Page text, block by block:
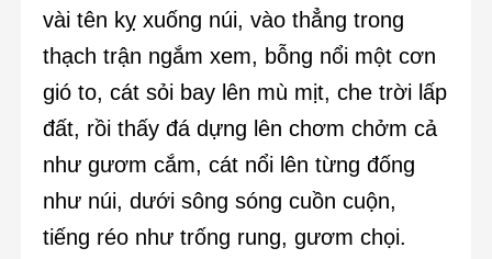
vài tên kỵ xuống núi, vào thẳng trong
thạch trận ngắm xem, bỗng nổi một cơn
gió to, cát sỏi bay lên mù mịt, che trời lấp
đất, rồi thấy đá dựng lên chơm chởm cả
như gươm cắm, cát nổi lên từng đống
như núi, dưới sông sóng cuồn cuộn,
tiếng réo như trống rung, gươm chọi.